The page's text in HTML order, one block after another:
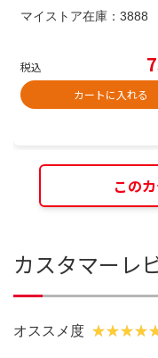
マイストア在庫： 3888
税込
カートに入れる
この
カスタマーレ
オススメ度